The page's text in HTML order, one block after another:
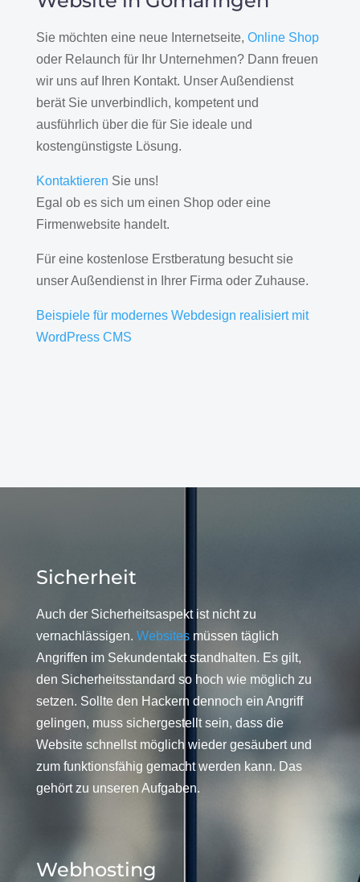
Sie möchten eine neue Internetseite, Online Shop
oder Relaunch für Ihr Unternehmen? Dann freuen
wir uns auf Ihren Kontakt. Unser Außendienst
berät Sie unverbindlich, kompetent und
ausführlich über die für Sie ideale und
kostengünstigste Lösung.
Kontaktieren Sie uns!
Egal ob es sich um einen Shop oder eine
Firmenwebsite handelt.
Für eine kostenlose Erstberatung besucht sie
unser Außendienst in Ihrer Firma oder Zuhause.
Beispiele für modernes Webdesign realisiert mit
WordPress CMS
Sicherheit
Auch der Sicherheitsaspekt ist nicht zu
vernachlässigen. Websitesmüssen täglich
Angriffen im Sekundentakt standhalten. Es gilt,
den Sicherheitsstandard so hoch wie möglich zu
setzen. Sollte den Hackern dennoch ein Angriff
gelingen, muss sichergestellt sein, dass die
Website schnellst möglich wieder gesäubert und
zum funktionsfähig gemacht werden kann. Das
gehört zu unseren Aufgaben.
Webhosting